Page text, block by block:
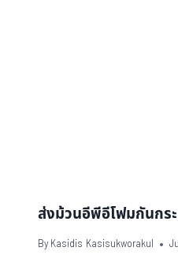
ส่งม้วนอีพีอีโฟมกันกร
By Kasidis Kasisukworakul